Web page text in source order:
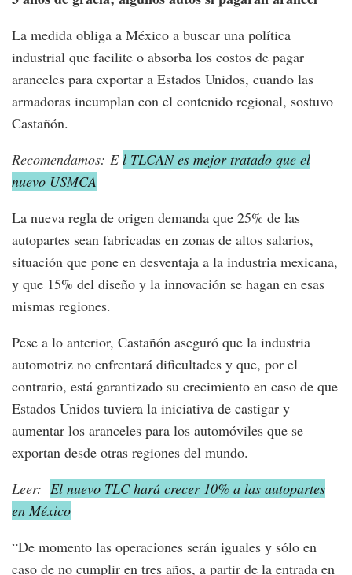
La medida obliga a México a buscar una política
industrial que facilite o absorba los costos de pagar
aranceles para exportar a Estados Unidos, cuando las
armadoras incumplan con el contenido regional, sostuvo
Castañón.
Recomendamos: E l TLCAN es mejor tratado que el
nuevo USMCA
La nueva regla de origen demanda que 25% de las
autopartes sean fabricadas en zonas de altos salarios,
situación que pone en desventaja a la industria mexicana,
y que 15% del diseño y la innovación se hagan en esas
mismas regiones.
Pese a lo anterior, Castañón aseguró que la industria
automotriz no enfrentará dificultades y que, por el
contrario, está garantizado su crecimiento en caso de que
Estados Unidos tuviera la iniciativa de castigar y
aumentar los aranceles para los automóviles que se
exportan desde otras regiones del mundo.
Leer: El nuevo TLC hará crecer 10% a las autopartes
en México
“De momento las operaciones serán iguales y sólo en
caso de no cumplir en tres años, a partir de la entrada en